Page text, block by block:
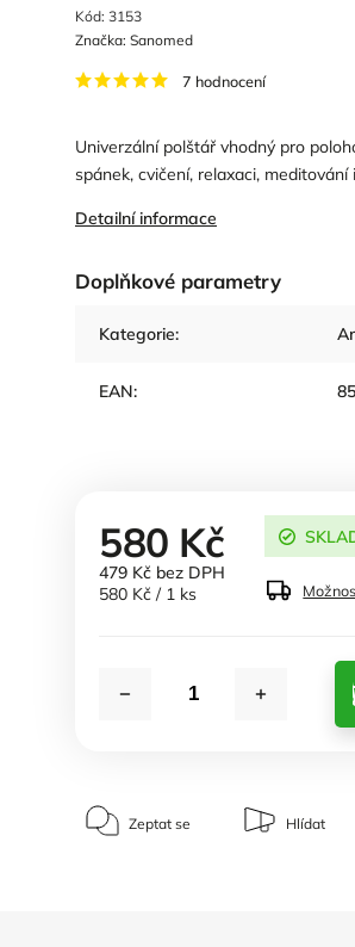
Kód: 3153
7 hodnocení
Univerzální polštář vhodný pro
spánek, cvičení, relaxaci, meditování
Detailní informace
Doplňkové parametry
Kategorie:
EAN:
Značka: Sanomed
580 Kč
479 Kč bez DPH
580 Kč / 1 ks
Zeptat se Hlídat